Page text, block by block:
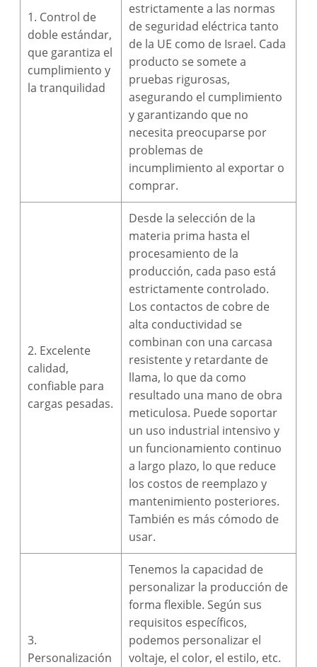
1. Control de
doble estándar,
que garantiza el
cumplimiento y
la tranquilidad
estrictamente a las normas
de seguridad eléctrica tanto
de la UE como de Israel. Cada
producto se somete a
pruebas rigurosas,
asegurando el cumplimiento
y garantizando que no
necesita preocuparse por
problemas de
incumplimiento al exportar o
comprar.
2. Excelente
calidad,
confiable para
cargas pesadas.
Desde la selección de la
materia prima hasta el
procesamiento de la
producción, cada paso está
estrictamente controlado.
Los contactos de cobre de
alta conductividad se
combinan con una carcasa
resistente y retardante de
llama, lo que da como
resultado una mano de obra
meticulosa. Puede soportar
un uso industrial intensivo y
un funcionamiento continuo
a largo plazo, lo que reduce
los costos de reemplazo y
mantenimiento posteriores.
También es más cómodo de
usar.
3.
Personalización
Tenemos la capacidad de
personalizar la producción de
forma flexible. Según sus
requisitos específicos,
podemos personalizar el
voltaje, el color, el estilo, etc.